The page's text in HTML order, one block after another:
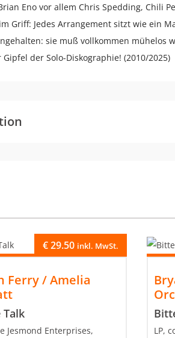
Eno vor allem Chris Spedding, Chili
Griff: Jedes Arrangement sitzt wie ein
sie muß vollkommen mühelos
der Solo-Diskographie! (2010/2025)
Ferry / Amelia
Talk
€29.50 inkl. MwSt.
Jesmond Enterprises,
LP,